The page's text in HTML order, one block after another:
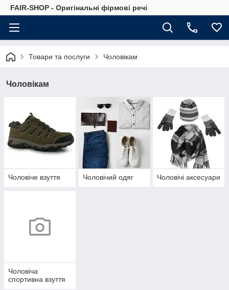
FAIR-SHOP - Оригінальні фірмові речі
Товари та послуги Чоловікам
Чоловікам
Чоловіче взуття Чоловічий одяг Чоловічі аксесуари
Чоловіча
спортивна взуття